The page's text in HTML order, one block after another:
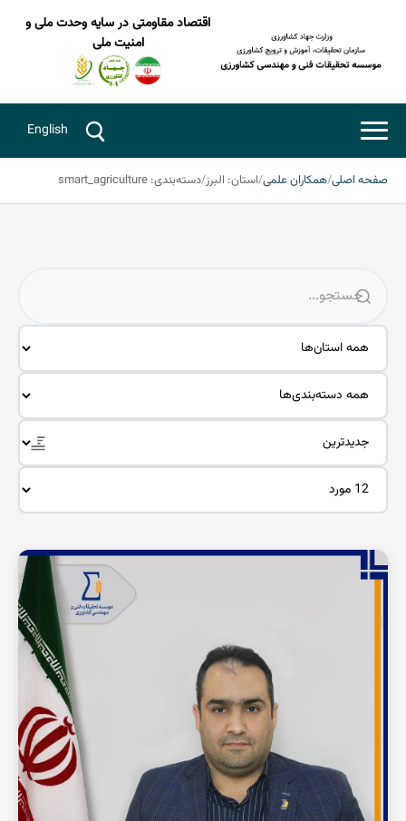
اقتصاد مقاومتی در سایه وحدت ملی و
امنیت ملی
English
صفحه اصلی همکاران علمی استان: البرز دسته‌بندی: smart_agriculture
مشاهده رزومه